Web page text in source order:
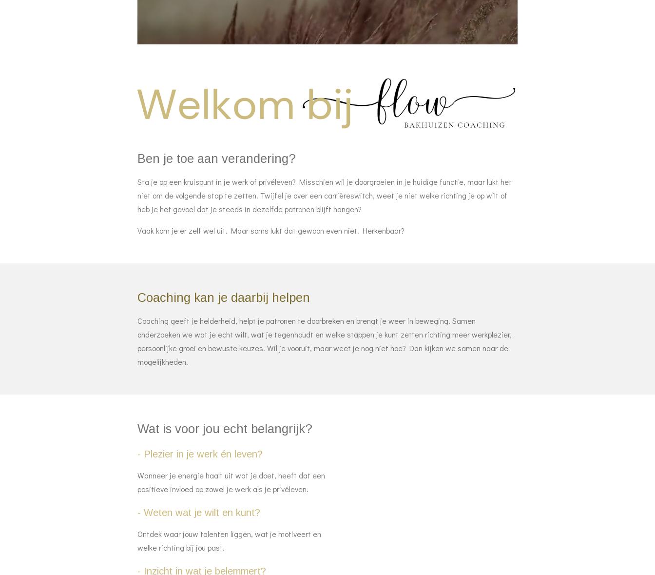
Ben je toe aan verandering?
Sta je op een kruispunt in je werk of privéleven? Misschien wil je doorgroeien in je huidige functie, maar lukt het
niet om de volgende stap te zetten. Twijfel je over een carrièreswitch, weet je niet welke richting je op wilt of
heb je het gevoel dat je steeds in dezelfde patronen blijft hangen?
Vaak kom je er zelf wel uit. Maar soms lukt dat gewoon even niet. Herkenbaar?
Coaching kan je daarbij helpen
Coaching geeft je helderheid, helpt je patronen te doorbreken en brengt je weer in beweging. Samen
onderzoeken we wat je echt wilt, wat je tegenhoudt en welke stappen je kunt zetten richting meer werkplezier,
persoonlijke groei en bewuste keuzes. Wil je vooruit, maar weet je nog niet hoe? Dan kijken we samen naar de
mogelijkheden.
Wat is voor jou echt belangrijk?
- Plezier in je werk én leven?
Wanneer je energie haalt uit wat je doet, heeft dat een
positieve invloed op zowel je werk als je privéleven.
- Weten wat je wilt en kunt?
Ontdek waar jouw talenten liggen, wat je motiveert en
welke richting bij jou past.
- Inzicht in wat je belemmert?